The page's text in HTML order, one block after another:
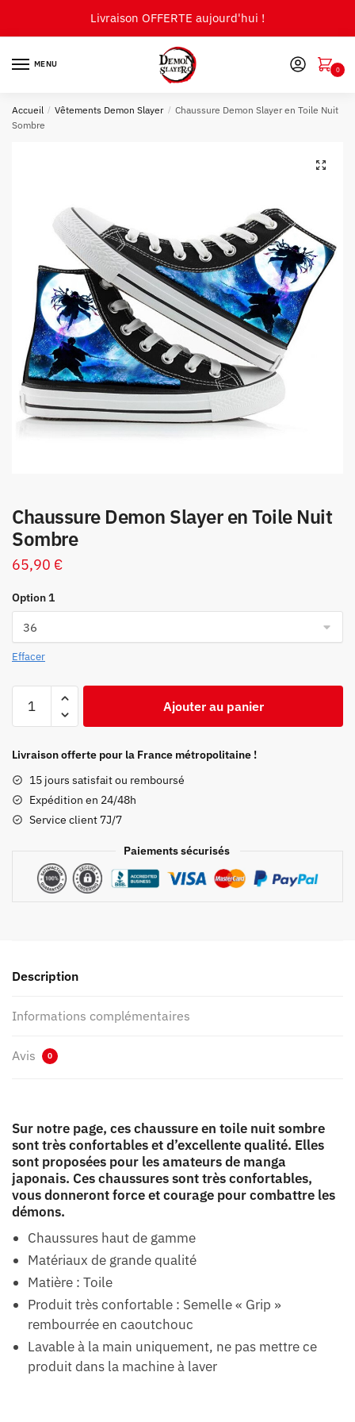
Livraison OFFERTE aujourd'hui !
MENU
0
Accueil / Vêtements Demon Slayer / Chaussure Demon Slayer en Toile Nuit
Sombre
🔍
Chaussure Demon Slayer en Toile Nuit
Sombre
65,90 €
Option 1
Effacer
Demon
en
Toile
Nuit
Ajouter au panier
Livraison offerte pour la France métropolitaine !
15 jours satisfait ou remboursé
Expédition en 24/48h
Service client 7J/7
Paiements sécurisés
Description
Informations complémentaires
Avis 0
Sur notre page, ces chaussure en toile nuit sombre
sont très confortables et d’excellente qualité. Elles
sont proposées pour les amateurs de manga
japonais. Ces chaussures sont très confortables,
vous donneront force et courage pour combattre les
démons.
Chaussures haut de gamme
Matériaux de grande qualité
Matière : Toile
Produit très confortable : Semelle « Grip »
rembourrée en caoutchouc
Lavable à la main uniquement, ne pas mettre ce
produit dans la machine à laver